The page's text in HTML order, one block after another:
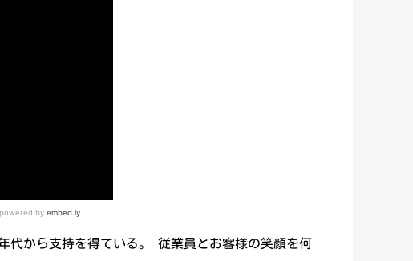
代から支持を得ている。 従業員とお客様の笑顔を何